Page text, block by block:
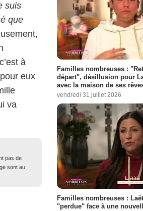
suis
que
à
pour eux
va
pas de
sont au
Familles nombreuses :
départ", désillusion pour
avec la maison de ses
vendredi 31 juillet 2026
Familles nombreuses :
"perdue" face à une